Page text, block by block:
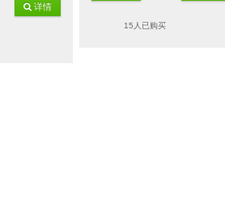
详情
15人已购买